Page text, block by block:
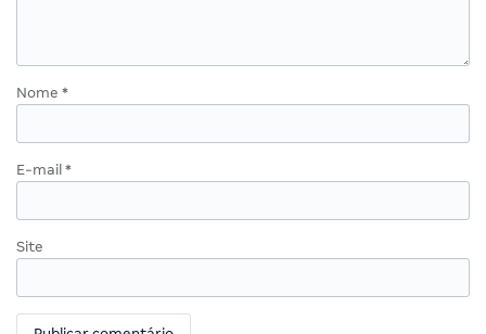
Nome *
E-mail *
Site